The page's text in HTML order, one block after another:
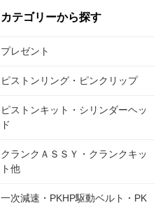
カテゴリーから探す
プレゼント
ピストンリング・ピンクリップ
ピストンキット・シリンダーヘッ
ド
クランクＡＳＳＹ・クランクキッ
ト他
一次減速・PKHP駆動ベルト・PK